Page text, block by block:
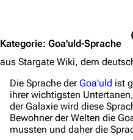
Kategorie: Goa'uld-Sprache
aus Stargate Wiki, dem
Die Sprache derGoa'uld ist
ihrer wichtigsten
der Galaxie wird diese
Bewohner der Welten die
mussten und daher die